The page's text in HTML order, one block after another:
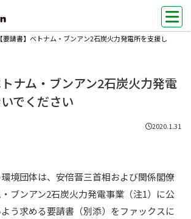
【要請書】ベトナム・ブンアン2石炭火力発電所を支援し
トナム・ブンアン2石炭火力発電
でください
2020.1.31
境団体は、安倍晋三首相および関係閣僚
ブンアン2石炭火力発電事業（注1）に公
う求める要請書（別添）をファックスに